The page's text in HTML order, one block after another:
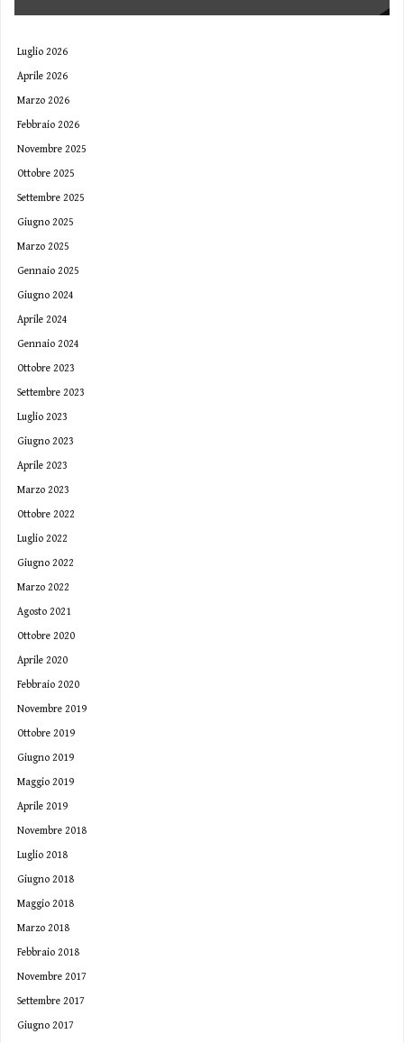
Luglio 2026
Aprile 2026
Marzo 2026
Febbraio 2026
Novembre 2025
Ottobre 2025
Settembre 2025
Giugno 2025
Marzo 2025
Gennaio 2025
Giugno 2024
Aprile 2024
Gennaio 2024
Ottobre 2023
Settembre 2023
Luglio 2023
Giugno 2023
Aprile 2023
Marzo 2023
Ottobre 2022
Luglio 2022
Giugno 2022
Marzo 2022
Agosto 2021
Ottobre 2020
Aprile 2020
Febbraio 2020
Novembre 2019
Ottobre 2019
Giugno 2019
Maggio 2019
Aprile 2019
Novembre 2018
Luglio 2018
Giugno 2018
Maggio 2018
Marzo 2018
Febbraio 2018
Novembre 2017
Settembre 2017
Giugno 2017